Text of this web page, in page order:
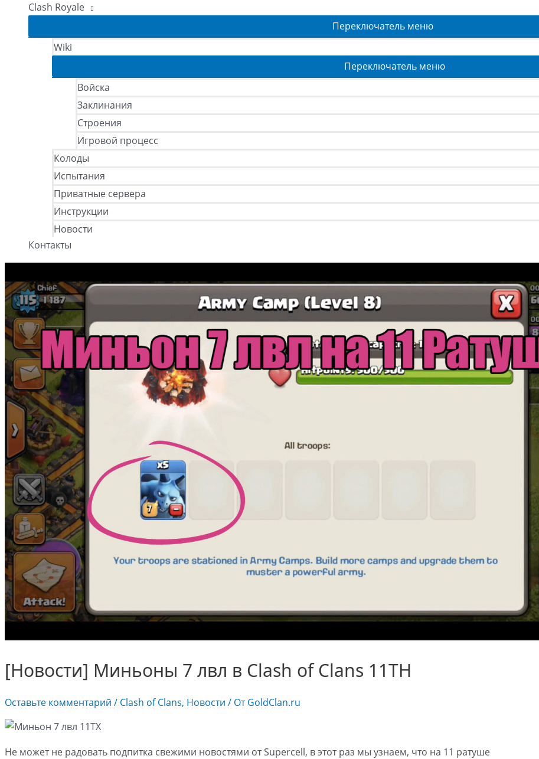
Clash Royale
Переключатель меню
Wiki
Переключатель меню
Войска
Заклинания
Строения
Игровой процесс
Колоды
Испытания
Приватные сервера
Инструкции
Новости
Контакты
[Новости] Миньоны 7 лвл в Clash of Clans 11TH
Оставьте комментарий / Clash of Clans, Новости / От GoldClan.ru
Не может не радовать подпитка свежими новостями от Supercell, в этот раз мы узнаем, что на 11 ратуше